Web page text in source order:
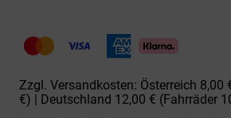
Zzgl. Versandkosten: Österreich 8,00
€) | Deutschland 12,00 € (Fahrräder